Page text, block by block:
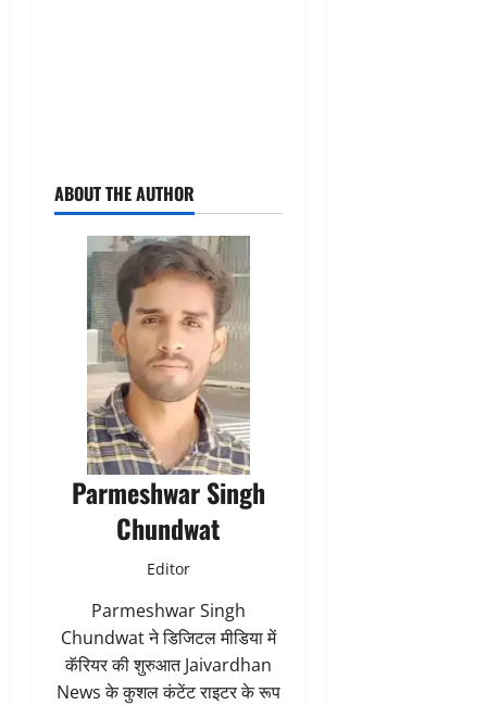
ABOUT THE AUTHOR
Parmeshwar Singh
Chundwat
Editor
Parmeshwar Singh
Chundwat ने डिजिटल मीडिया में
कॅरियर की शुरुआत Jaivardhan
News के कुशल कंटेंट राइटर के रूप